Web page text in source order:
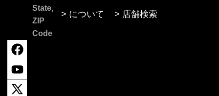
State,
ZIP
Code
> について > 店舗検索